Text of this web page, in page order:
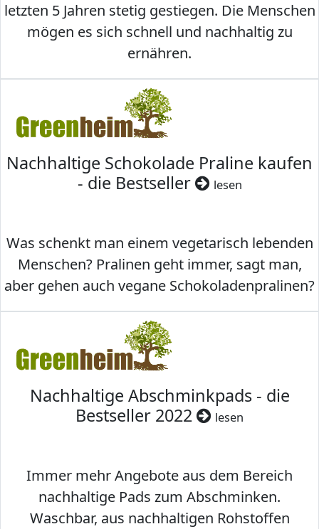
letzten 5 Jahren stetig gestiegen. Die Menschen
mögen es sich schnell und nachhaltig zu
ernähren.
Nachhaltige Schokolade Praline kaufen
- die Bestseller
lesen
Was schenkt man einem vegetarisch lebenden
Menschen? Pralinen geht immer, sagt man,
aber gehen auch vegane Schokoladenpralinen?
Nachhaltige Abschminkpads - die
Bestseller 2022
lesen
Immer mehr Angebote aus dem Bereich
nachhaltige Pads zum Abschminken.
Waschbar, aus nachhaltigen Rohstoffen